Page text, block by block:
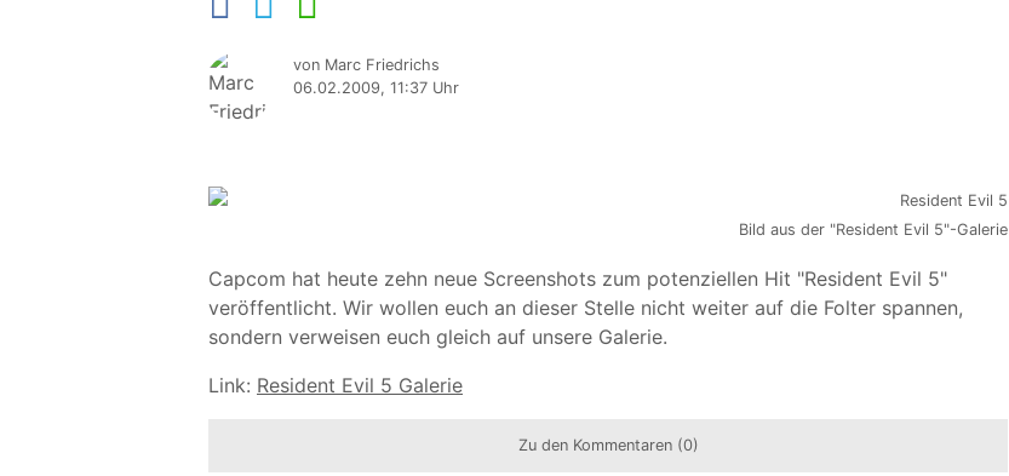
von Marc Friedrichs
06.02.2009, 11:37 Uhr
Bild aus der "Resident Evil 5"-Galerie
Capcom hat heute zehn neue Screenshots zum potenziellen Hit "Resident Evil 5"
veröffentlicht. Wir wollen euch an dieser Stelle nicht weiter auf die Folter spannen,
sondern verweisen euch gleich auf unsere Galerie.
Link: Resident Evil 5 Galerie
Zu den Kommentaren (0)